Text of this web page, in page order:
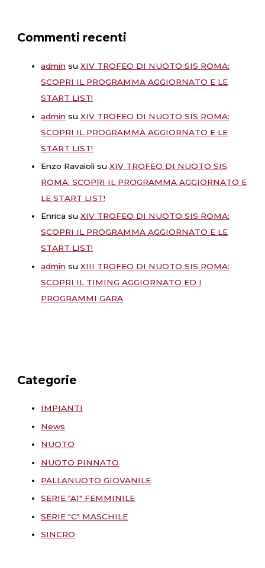
Commenti recenti
admin suXIV TROFEO DI NUOTO SIS ROMA:
SCOPRI IL PROGRAMMA AGGIORNATO E LE
START LIST!
admin suXIV TROFEO DI NUOTO SIS ROMA:
SCOPRI IL PROGRAMMA AGGIORNATO E LE
START LIST!
Enzo Ravaioli suXIV TROFEO DI NUOTO SIS
ROMA: SCOPRI IL PROGRAMMA AGGIORNATO E
LE START LIST!
Enrica suXIV TROFEO DI NUOTO SIS ROMA:
SCOPRI IL PROGRAMMA AGGIORNATO E LE
START LIST!
admin suXIII TROFEO DI NUOTO SIS ROMA:
SCOPRI IL TIMING AGGIORNATO ED I
PROGRAMMI GARA
Categorie
IMPIANTI
News
NUOTO
NUOTO PINNATO
PALLANUOTO GIOVANILE
SERIE "A1" FEMMINILE
SERIE "C" MASCHILE
SINCRO